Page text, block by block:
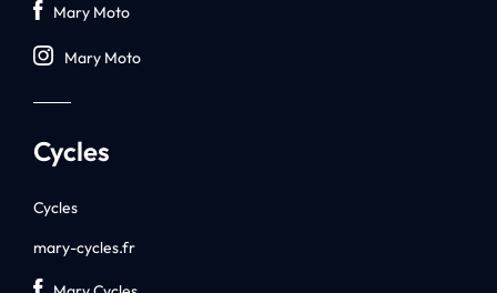
Mary Moto
Mary Moto
Cycles
Cycles
mary-cycles.fr